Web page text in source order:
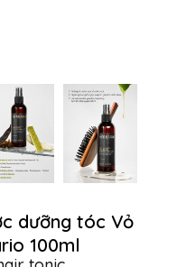
dưỡng tóc Vỏ
100ml